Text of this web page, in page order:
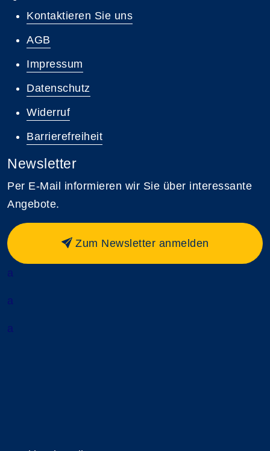
Kontaktieren Sie uns
AGB
Impressum
Datenschutz
Widerruf
Barrierefreiheit
Newsletter
Per E-Mail informieren wir Sie über interessante
Angebote.
Zum Newsletter anmelden
a
a
a